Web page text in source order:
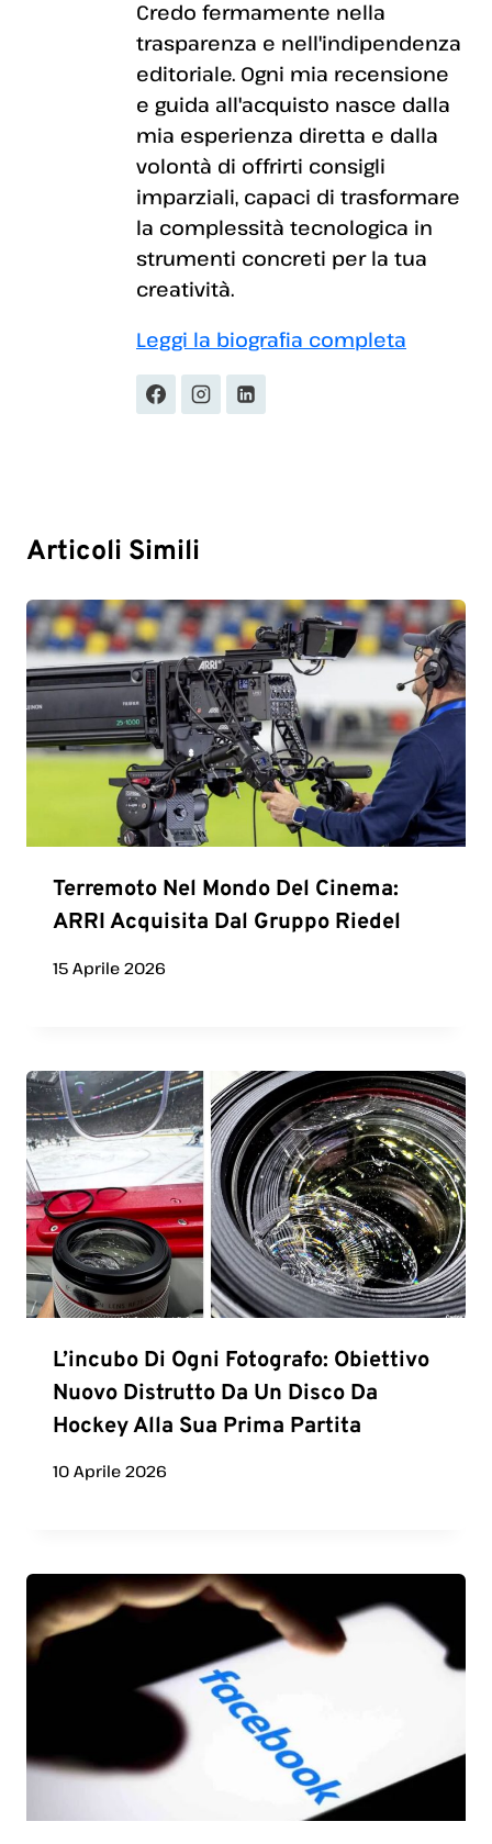
Credo fermamente nella
trasparenza e nell'indipendenza
editoriale. Ogni mia recensione
e guida all'acquisto nasce dalla
mia esperienza diretta e dalla
volontà di offrirti consigli
imparziali, capaci di trasformare
la complessità tecnologica in
strumenti concreti per la tua
creatività.
Leggi la biografia completa
Articoli Simili
Terremoto Nel Mondo Del Cinema:
ARRI Acquisita Dal Gruppo Riedel
15 Aprile 2026
L’incubo Di Ogni Fotografo: Obiettivo
Nuovo Distrutto Da Un Disco Da
Hockey Alla Sua Prima Partita
10 Aprile 2026